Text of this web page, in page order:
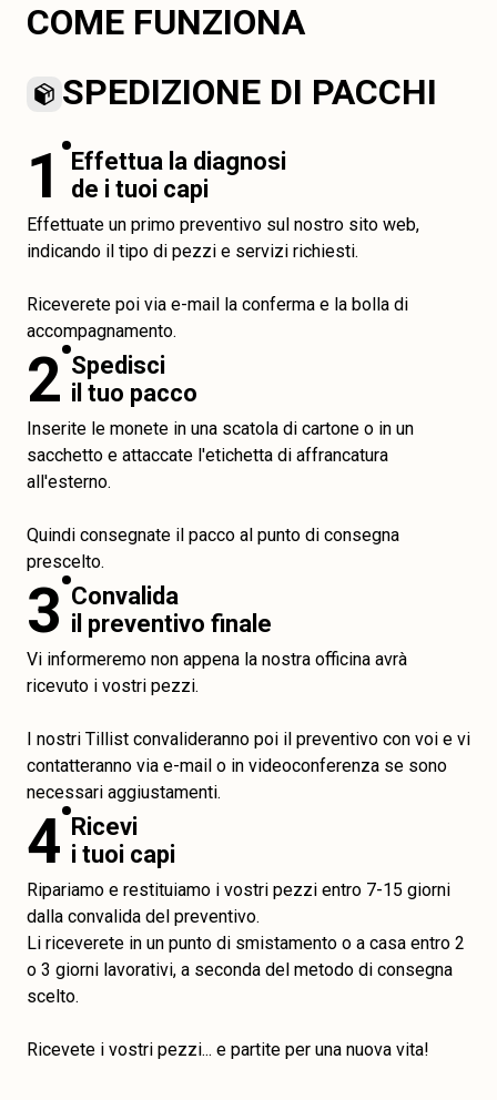
COME FUNZIONA
SPEDIZIONE DI PACCHI
1
Effettua la diagnosi
de i tuoi capi
Effettuate un primo preventivo sul nostro sito web,
indicando il tipo di pezzi e servizi richiesti.
Riceverete poi via e-mail la conferma e la bolla di
accompagnamento.
2 Spedisci
il tuo pacco
Inserite le monete in una scatola di cartone o in un
sacchetto e attaccate l'etichetta di affrancatura
all'esterno.
Quindi consegnate il pacco al punto di consegna
prescelto.
3 Convalida
il preventivo finale
Vi informeremo non appena la nostra officina avrà
ricevuto i vostri pezzi.
I nostri Tillist convalideranno poi il preventivo con voi e vi
contatteranno via e-mail o in videoconferenza se sono
necessari aggiustamenti.
4 Ricevi
i tuoi capi
Ripariamo e restituiamo i vostri pezzi entro 7-15 giorni
dalla convalida del preventivo.
Li riceverete in un punto di smistamento o a casa entro 2
o 3 giorni lavorativi, a seconda del metodo di consegna
scelto.
Ricevete i vostri pezzi... e partite per una nuova vita!